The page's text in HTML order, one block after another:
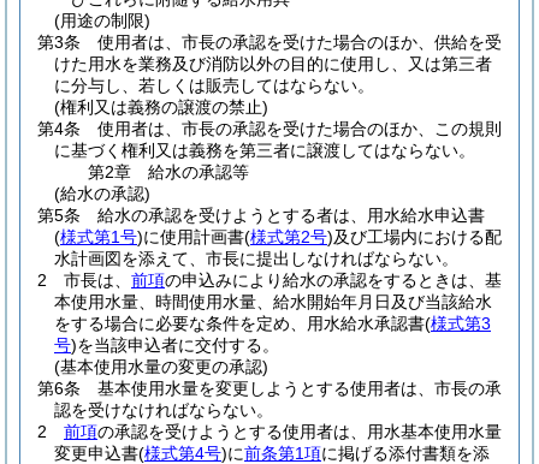
(用途の制限)
第3条
使用者は、市長の承認を受けた場合のほか、供給を受
けた用水を業務及び消防以外の目的に使用し、又は第三者
に分与し、若しくは販売してはならない。
(権利又は義務の譲渡の禁止)
第4条
使用者は、市長の承認を受けた場合のほか、この規則
に基づく権利又は義務を第三者に譲渡してはならない。
第2章
給水の承認等
(給水の承認)
第5条
給水の承認を受けようとする者は、用水給水申込書
(様式第1号)に使用計画書(様式第2号)及び工場内における配
水計画図を添えて、市長に提出しなければならない。
2
市長は、 前項の申込みにより給水の承認をするときは、基
本使用水量、時間使用水量、給水開始年月日及び当該給水
をする場合に必要な条件を定め、用水給水承認書(様式第3
号)を当該申込者に交付する。
(基本使用水量の変更の承認)
第6条
基本使用水量を変更しようとする使用者は、市長の承
認を受けなければならない。
2
前項の承認を受けようとする使用者は、用水基本使用水量
変更申込書(様式第4号)に前条第1項に掲げる添付書類を添